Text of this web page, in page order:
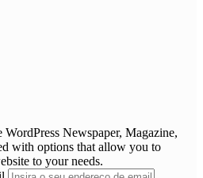
WordPress Newspaper, Magazine,
with options that allow you to
to your needs.